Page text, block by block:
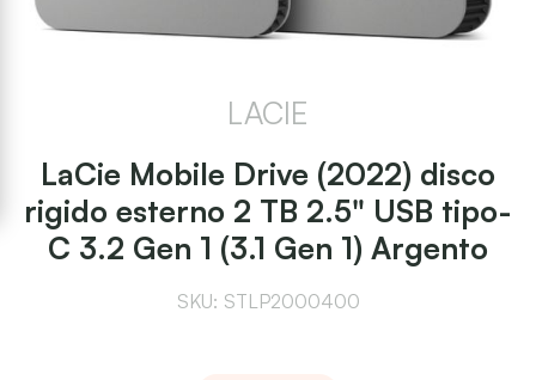
LACIE
LaCie Mobile Drive (2022) disco
rigido esterno 2 TB 2.5" USB tipo-
C 3.2 Gen 1 (3.1 Gen 1) Argento
SKU: STLP2000400